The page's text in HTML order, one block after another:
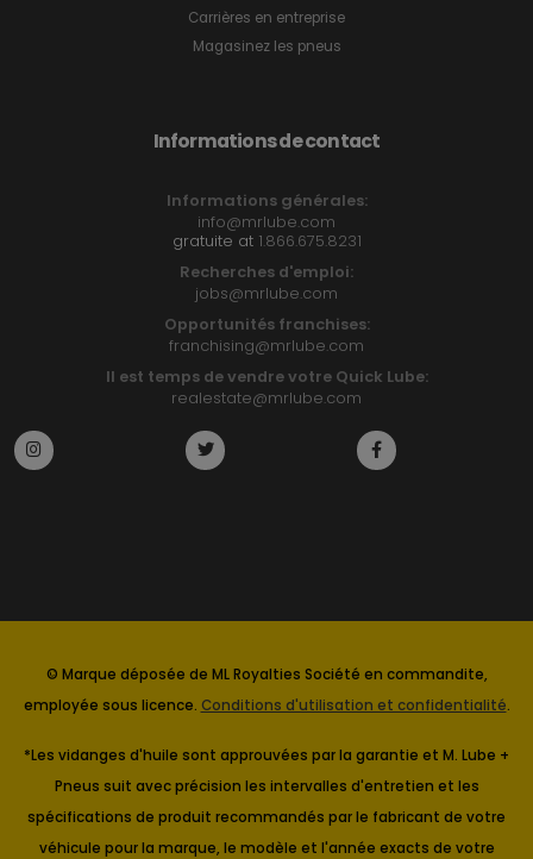
Carrières en entreprise
Magasinez les pneus
Informations de contact
Informations générales:
info@mrlube.com
gratuite at 1.866.675.8231
Recherches d'emploi:
jobs@mrlube.com
Opportunités franchises:
franchising@mrlube.com
Il est temps de vendre votre Quick Lube:
realestate@mrlube.com
© Marque déposée de ML Royalties Société en commandite,
employée sous licence. Conditions d'utilisation et confidentialité.
*Les vidanges d'huile sont approuvées par la garantie et M. Lube +
Pneus suit avec précision les intervalles d'entretien et les
spécifications de produit recommandés par le fabricant de votre
véhicule pour la marque, le modèle et l'année exacts de votre